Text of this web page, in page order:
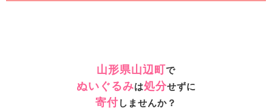
山形県山辺町 で
ぬいぐるみは処分せずに
寄付しませんか？